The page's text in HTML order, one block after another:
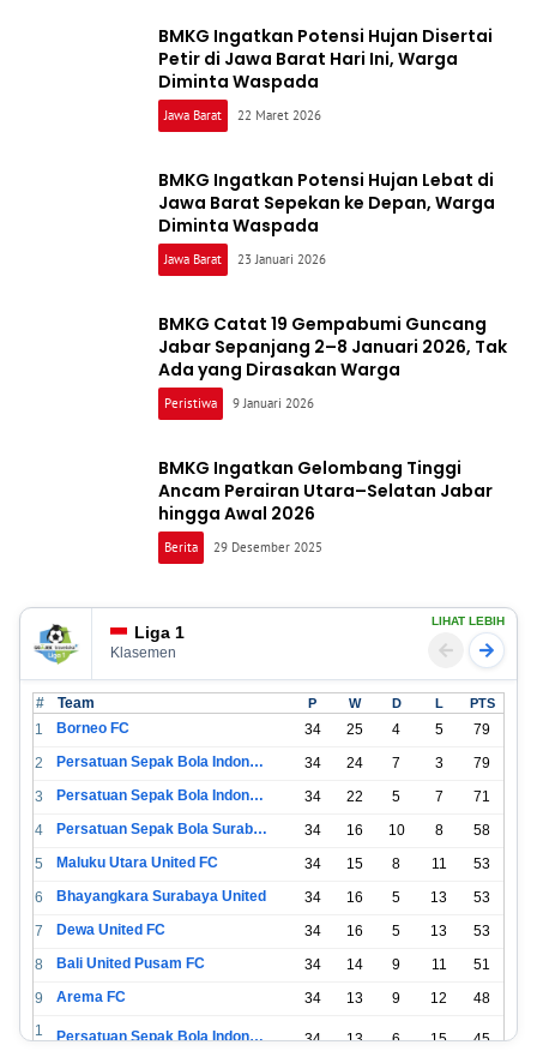
BMKG Ingatkan Potensi Hujan Disertai
Petir di Jawa Barat Hari Ini, Warga
Diminta Waspada
Jawa Barat 22 Maret 2026
BMKG Ingatkan Potensi Hujan Lebat di
Jawa Barat Sepekan ke Depan, Warga
Diminta Waspada
Jawa Barat 23 Januari 2026
BMKG Catat 19 Gempabumi Guncang
Jabar Sepanjang 2–8 Januari 2026, Tak
Ada yang Dirasakan Warga
Peristiwa 9 Januari 2026
BMKG Ingatkan Gelombang Tinggi
Ancam Perairan Utara–Selatan Jabar
hingga Awal 2026
Berita 29 Desember 2025
Liga 1
Klasemen
LIHAT LEBIH
# Team P W D L PTS
1 Borneo FC 34 25 4 5
79
2
Persatuan Sepak Bola Indonesia Bandung 34 24 7 3
79
3
Persatuan Sepak Bola Indonesia Jakarta 34 22 5 7
71
4
Persatuan Sepak Bola Surabaya 34 16 10 8
58
5
Maluku Utara United FC 34 15 8 11
53
6
Bhayangkara Surabaya United 34 16 5 13
53
7
Dewa United FC 34 16 5 13
53
8
Bali United Pusam FC 34 14 9 11
51
9
Arema FC 34 13 9 12
48
1
0
Persatuan Sepak Bola Indonesia Tangerang 34 13 6 15 45